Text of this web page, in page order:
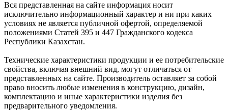
Вся представленная на сайте информация носит
исключительно информационный характер и ни при каких
условиях не является публичной офертой, определяемой
положениями Статей 395 и 447 Гражданского кодекса
Республики Казахстан.
Технические характеристики продукции и ее потребительские
свойства, включая внешний вид, могут отличаться от
представленных на сайте. Производитель оставляет за собой
право вносить любые изменения в конструкцию, дизайн,
комплектацию и иные характеристики изделия без
предварительного уведомления.